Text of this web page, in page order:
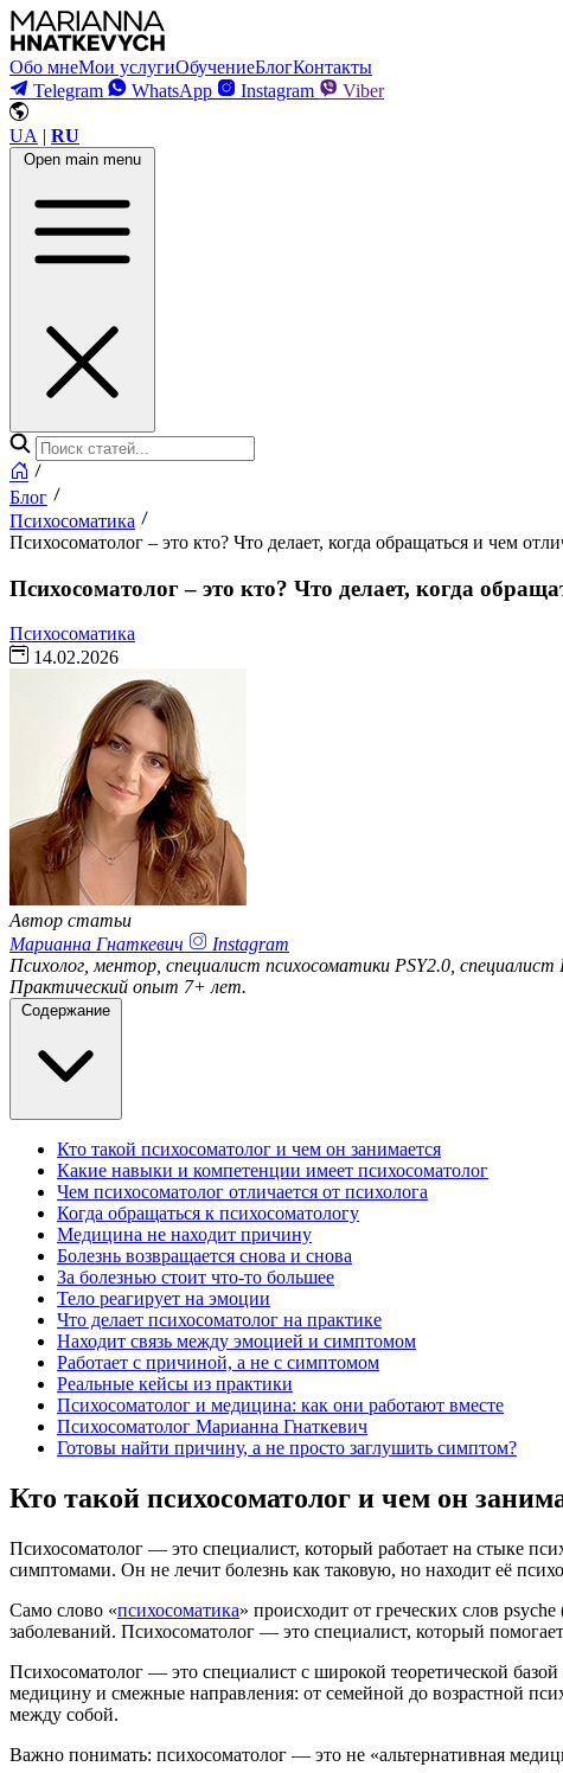
Обо мнеМои услугиОбучениеБлогКонтакты
Telegram
WhatsApp Instagram Viber
UA | RU
Open main menu
Блог
Психосоматика
Психосоматолог – это кто? Что делает, когда обращаться и чем
Психосоматолог – это кто? Что делает, когда
Психосоматика
14.02.2026
Автор статьи
Марианна Гнаткевич
Instagram
Психолог, ментор, специалист психосоматики PSY2.0,
Практический опыт 7+ лет.
Содержание
Кто такой психосоматолог и чем он занимается
Какие навыки и компетенции имеет психосоматолог
Чем психосоматолог отличается от психолога
Когда обращаться к психосоматологу
Медицина не находит причину
Болезнь возвращается снова и снова
За болезнью стоит что-то большее
Тело реагирует на эмоции
Что делает психосоматолог на практике
Находит связь между эмоцией и симптомом
Работает с причиной, а не с симптомом
Реальные кейсы из практики
Психосоматолог и медицина: как они работают вместе
Психосоматолог Марианна Гнаткевич
Готовы найти причину, а не просто заглушить симптом?
Кто такой психосоматолог и чем он
Психосоматолог — это специалист, который работает на стыке
симптомами. Он не лечит болезнь как таковую, но находит её
Само слово «психосоматика» происходит от греческих слов
заболеваний. Психосоматолог — это специалист, который
Психосоматолог — это специалист с широкой теоретической
медицину и смежные направления: от семейной до возрастной
между собой.
Важно понимать: психосоматолог — это не «альтернативная